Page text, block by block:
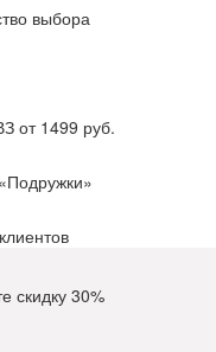
выбора
от 1499 руб.
скидку 30%